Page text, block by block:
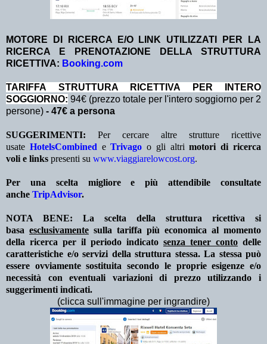
MOTORE DI RICERCA E/O LINK UTILIZZATI PER LA
RICERCA E PRENOTAZIONE DELLA STRUTTURA
RICETTIVA: Booking.com
TA RIFFA STRUTTURA RICETTIVA PER INTERO
SOGGIORNO: 94€ (prezzo totale per l'intero soggiorno per 2
persone) - 47€ a persona
SUGGERIMENTI: Per cercare altre strutture ricettive
usate HotelsCombined eTrivago o gli altrimotori di ricerca
voli e links presenti su www.viaggiarelowcost.org.
Per una scelta migliore e più attendibile consultate
anche TripAdvisor.
NOTA BENE: La scelta della struttura ricettiva si
basa esclusivamente sulla tariffa più economica al momento
della ricerca per il periodo indicato senza tener conto delle
caratteristiche e/o servizi della struttura stessa. La stessa può
essere ovviamente sostituita secondo le proprie esigenze e/o
necessità con eventuali variazioni di prezzo utilizzando i
suggerimenti indicati.
(clicca sull'immagine per ingrandire)